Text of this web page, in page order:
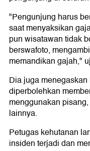
"Pengunjung harus
saat menyaksikan
pun wisatawan tidak
berswafoto,
memandikan gajah,"
Dia juga
diperbolehkan
menggunakan
lainnya.
Petugas kehutanan
insiden terjadi dan